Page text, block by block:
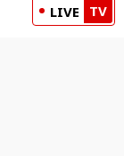
LIVE TV